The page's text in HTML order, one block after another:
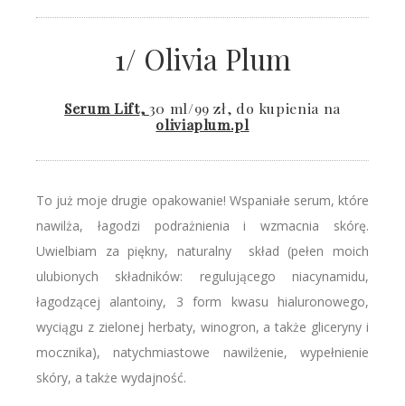
1/ Olivia Plum
Serum Lift, 30 ml/99 zł, do kupienia na
oliviaplum.pl
To już moje drugie opakowanie! Wspaniałe serum, które
nawilża, łagodzi podrażnienia i wzmacnia skórę.
Uwielbiam za piękny, naturalny skład (pełen moich
ulubionych składników: regulującego niacynamidu,
łagodzącej alantoiny, 3 form kwasu hialuronowego,
wyciągu z zielonej herbaty, winogron, a także gliceryny i
mocznika), natychmiastowe nawilżenie, wypełnienie
skóry, a także wydajność.